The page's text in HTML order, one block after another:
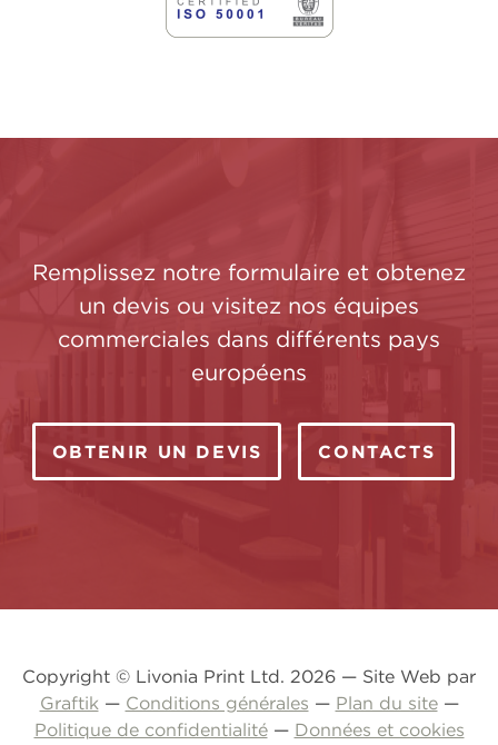
Remplissez notre formulaire et obtenez
un devis ou visitez nos équipes
commerciales dans différents pays
européens
OBTENIR UN DEVIS CONTACTS
Copyright © Livonia Print Ltd. 2026 — Site Web par
Graftik— Conditions générales — Plan du site—
Politique de confidentialité— Données et cookies